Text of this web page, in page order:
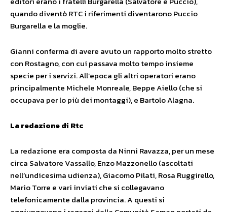
quando diventò RTC i riferimenti diventarono Puccio
Burgarella e la moglie.
Gianni conferma di avere avuto un rapporto molto stretto
con Rostagno, con cui passava molto tempo insieme
specie per i servizi. All’epoca gli altri operatori erano
principalmente Michele Monreale, Beppe Aiello (che si
occupava per lo più dei montaggi), e Bartolo Alagna.
La redazione di Rtc
La redazione era composta da Ninni Ravazza, per un mese
circa Salvatore Vassallo, Enzo Mazzonello (ascoltati
nell’undicesima udienza), Giacomo Pilati, Rosa Ruggirello,
Mario Torre e vari inviati che si collegavano
telefonicamente dalla provincia. A questi si